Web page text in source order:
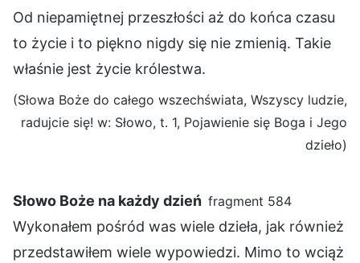
Od niepamiętnej przeszłości aż do końca czasu
to życie i to piękno nigdy się nie zmienią. Takie
właśnie jest życie królestwa.
(Słowa Boże do całego wszechświata, Wszyscy ludzie,
radujcie się! w: Słowo, t. 1, Pojawienie się Boga i Jego
dzieło)
Słowo Boże na każdy dzień fragment 584
Wykonałem pośród was wiele dzieła, jak również
przedstawiłem wiele wypowiedzi. Mimo to wciąż